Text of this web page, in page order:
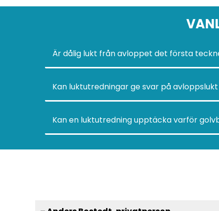
Är dålig lukt från avloppet det första
Kan luktutredningar ge svar på
Kan en luktutredning upptäcka varför